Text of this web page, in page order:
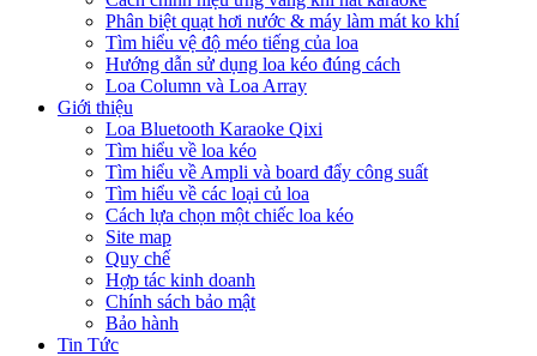
Phân biệt quạt hơi nước & máy làm mát ko khí
Tìm hiểu vệ độ méo tiếng của loa
Hướng dẫn sử dụng loa kéo đúng cách
Loa Column và Loa Array
Giới thiệu
Loa Bluetooth Karaoke Qixi
Tìm hiểu về loa kéo
Tìm hiểu về Ampli và board đẩy công suất
Tìm hiểu về các loại củ loa
Cách lựa chọn một chiếc loa kéo
Site map
Quy chế
Hợp tác kinh doanh
Chính sách bảo mật
Bảo hành
Tin Tức